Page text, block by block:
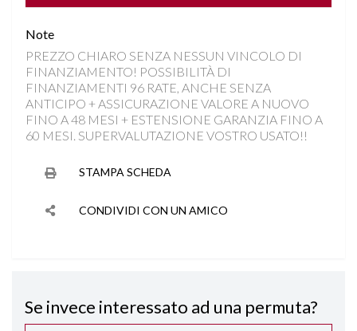
CROMATURE
CRUISE CONTROL ADATTIVO
DISATTIVAZIONE AIRBAG LATO PASSEGGERO
FRENATA DI EMERGENZA ACTIVE PDC
Note
PREZZO CHIARO SENZA NESSUN VINCOLO DI
FINANZIAMENTO! POSSIBILITÀ DI
FINANZIAMENTI 96 RATE, ANCHE SENZA
ANTICIPO + ASSICURAZIONE VALORE A NUOVO
FINO A 48 MESI + ESTENSIONE GARANZIA FINO A
60 MESI. SUPERVALUTAZIONE VOSTRO USATO!!
STAMPA SCHEDA
CONDIVIDI CON UN AMICO
Se invece interessato ad una permuta?